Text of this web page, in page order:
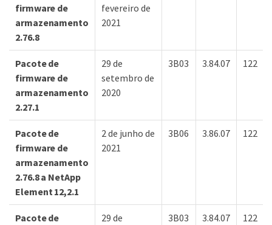
firmware de
armazenamento
2.76.8
fevereiro de
2021
Pacote de
firmware de
armazenamento
2.27.1
29 de
setembro de
2020
3B03 3.84.07 122
Pacote de
firmware de
armazenamento
2.76.8 a NetApp
Element 12,2.1
2 de junho de
2021
3B06 3.86.07 122
Pacote de
29 de
3B03 3.84.07 122